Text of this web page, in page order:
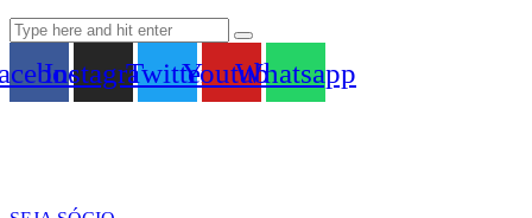
InstagramTwitterYoutubeWhatsapp